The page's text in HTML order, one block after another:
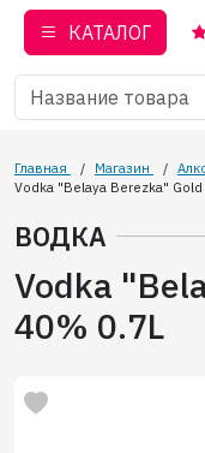
КАТАЛОГ
Главная / Магазин /
Vodka "Belaya Berezka"
ВОДКА
Vodka
40% 0.7L